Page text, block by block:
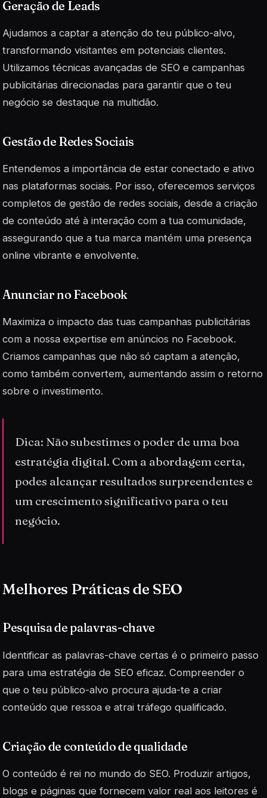
Geração de Leads
Ajudamos a captar a atenção do teu público-alvo,
transformando visitantes em potenciais clientes.
Utilizamos técnicas avançadas de SEO e campanhas
publicitárias direcionadas para garantir que o teu
negócio se destaque na multidão.
Gestão de Redes Sociais
Entendemos a importância de estar conectado e ativo
nas plataformas sociais. Por isso, oferecemos serviços
completos de gestão de redes sociais, desde a criação
de conteúdo até à interação com a tua comunidade,
assegurando que a tua marca mantém uma presença
online vibrante e envolvente.
Anunciar no Facebook
Maximiza o impacto das tuas campanhas publicitárias
com a nossa expertise em anúncios no Facebook.
Criamos campanhas que não só captam a atenção,
como também convertem, aumentando assim o retorno
sobre o investimento.
Dica: Não subestimes o poder de uma boa
estratégia digital. Com a abordagem certa,
podes alcançar resultados surpreendentes e
um crescimento significativo para o teu
negócio.
Melhores Práticas de SEO
Pesquisa de palavras-chave
Identificar as palavras-chave certas é o primeiro passo
para uma estratégia de SEO eficaz. Compreender o
que o teu público-alvo procura ajuda-te a criar
conteúdo que ressoa e atrai tráfego qualificado.
Criação de conteúdo de qualidade
O conteúdo é rei no mundo do SEO. Produzir artigos,
blogs e páginas que fornecem valor real aos leitores é